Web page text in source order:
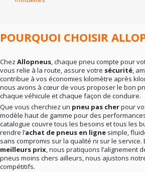
En résumé
POURQUOI CHOISIR
Chez Allopneus, chaque pneu compte pour
vous relie à la route, assure votre sécurité,
contribue à vos économies kilomètre après
nous avons à cœur de vous proposer le bon
chaque véhicule et chaque façon de conduire.
Que vous cherchiez un pneu pas cherpour
modèle haut de gamme pour des
catalogue couvre tous les besoins et tous les
rendre l’achat de pneus en ligne simple,
sans compromis sur la qualité ni sur le service.
meilleurs prix, nous pratiquons l’alignement
pneus moins chers ailleurs, nous ajustons
compétitifs.